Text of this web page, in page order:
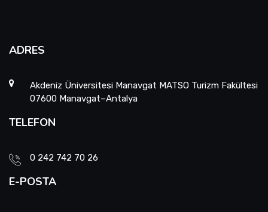
ADRES
Akdeniz Üniversitesi Manavgat MATSO Turizm Fakültesi
07600 Manavgat–Antalya
TELEFON
0 242 742 70 26
E-POSTA